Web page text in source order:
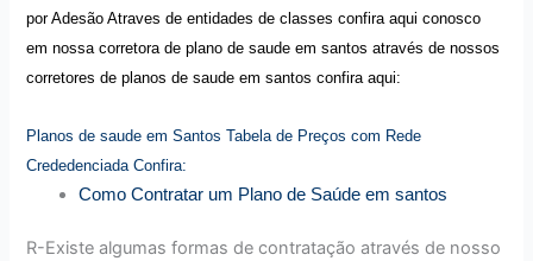
por Adesão Atraves de entidades de classes confira aqui conosco
em nossa corretora de plano de saude em santos através de nossos
corretores de planos de saude em santos confira aqui:
Planos de saude em Santos Tabela de Preços com Rede
Crededenciada Confira:
Como Contratar um Plano de Saúde em santos
R-Existe algumas formas de contratação através de nosso